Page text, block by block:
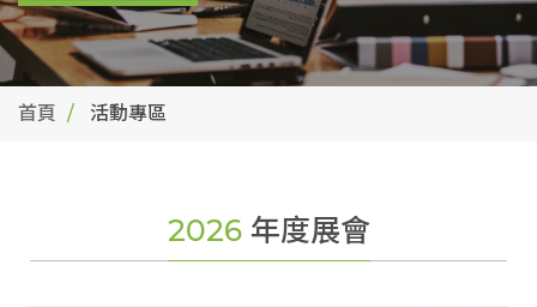
首頁 活動專區
2026年度展會